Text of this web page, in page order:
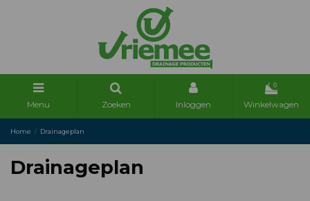
Menu Zoeken Inloggen
0
Winkelwagen
Home Drainageplan
Drainageplan